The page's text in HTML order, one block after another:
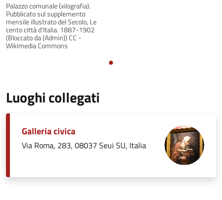
Palazzo comunale (xilografia).
Pubblicato sul supplemento
mensile illustrato del Secolo, Le
cento città d'Italia. 1887-1902
(Bloccato da (Admin)) CC -
Wikimedia Commons
Luoghi collegati
Galleria civica
Via Roma, 283, 08037 Seui SU, Italia